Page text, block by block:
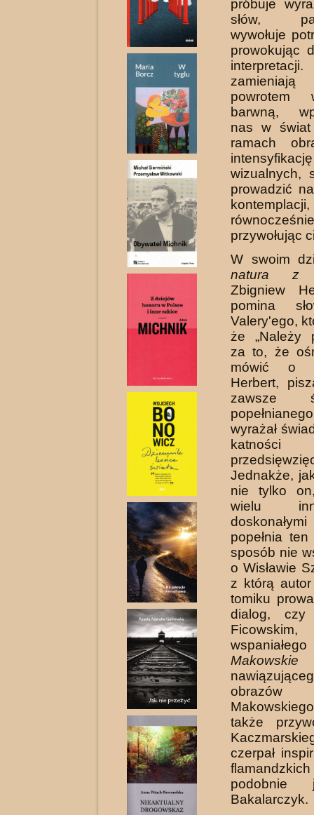
próbuje
słów,
wywołuje
prowokując
powrotem
barwną,
nas w świat
ramach
wizualnych,
prowadzić
kontemplacji,
równocześnie
przywołując
W swoim
natura z
Zbigniew
pomina
Valery'ego,
że „Należy
za to, że
mówić o
Herbert,
zawsze
wyrażał
Jednakże,
nie tylko
wielu
popełnia
sposób nie
o Wisławie
z którą
tomiku
dialog,
obrazów
także
czerpał
podobnie
Bakalarczyk.